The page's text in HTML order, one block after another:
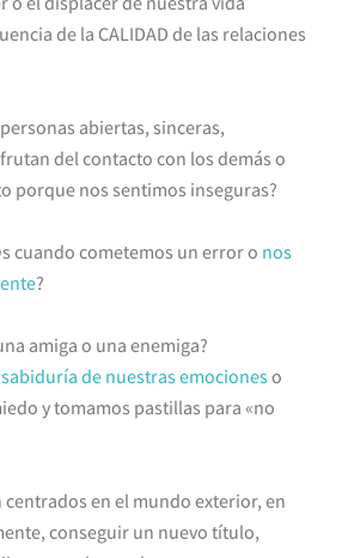
de la CALIDAD de las relaciones
abiertas, sinceras,
del contacto con los demás o
porque nos sentimos inseguras?
cuando cometemos un error o nos
?
amiga o una enemiga?
de nuestras emociones o
y tomamos pastillas para «no
centrados en el mundo exterior, en
conseguir un nuevo título,